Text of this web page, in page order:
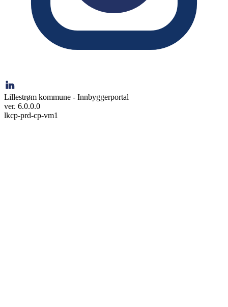
Lillestrøm kommune - Innbyggerportal
ver. 6.0.0.0
lkcp-prd-cp-vm1